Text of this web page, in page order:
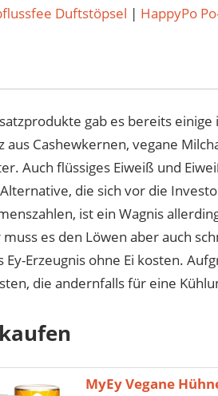
Duftstöpsel | HappyPo
gab es bereits
aus Cashewkernen, vegane
Auch flüssiges Eiweiß und
die sich vor die
ist ein Wagnis
es den Löwen aber auch
Ey-Erzeugnis ohne Ei kosten.
die andernfalls für eine
MyEy Vegane